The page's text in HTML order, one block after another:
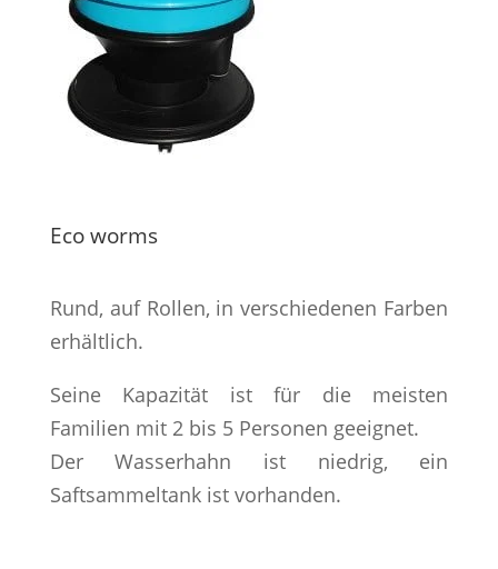
Eco worms
Rund, auf Rollen, in verschiedenen Farben
erhältlich.
Seine Kapazität ist für die meisten
Familien mit 2 bis 5 Personen geeignet.
Der Wasserhahn ist niedrig, ein
Saftsammeltank ist vorhanden.